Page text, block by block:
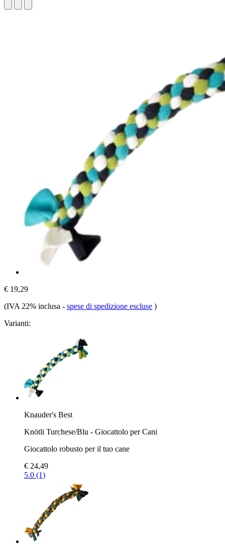
€ 19,29
(IVA 22% inclusa - spese di spedizione escluse )
Varianti:
Knauder's Best
Knötli Turchese/Blu - Giocattolo per Cani
Giocattolo robusto per il tuo cane
€ 24,49
5.0 (1)